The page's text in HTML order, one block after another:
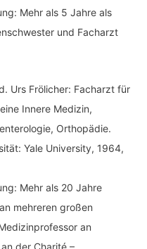
Mehr als 5 Jahre als
und Facharzt
Urs Frölicher: Facharzt für
Innere Medizin,
Orthopädie.
Yale University, 1964,
Mehr als 20 Jahre
mehreren großen
an
der Charité –